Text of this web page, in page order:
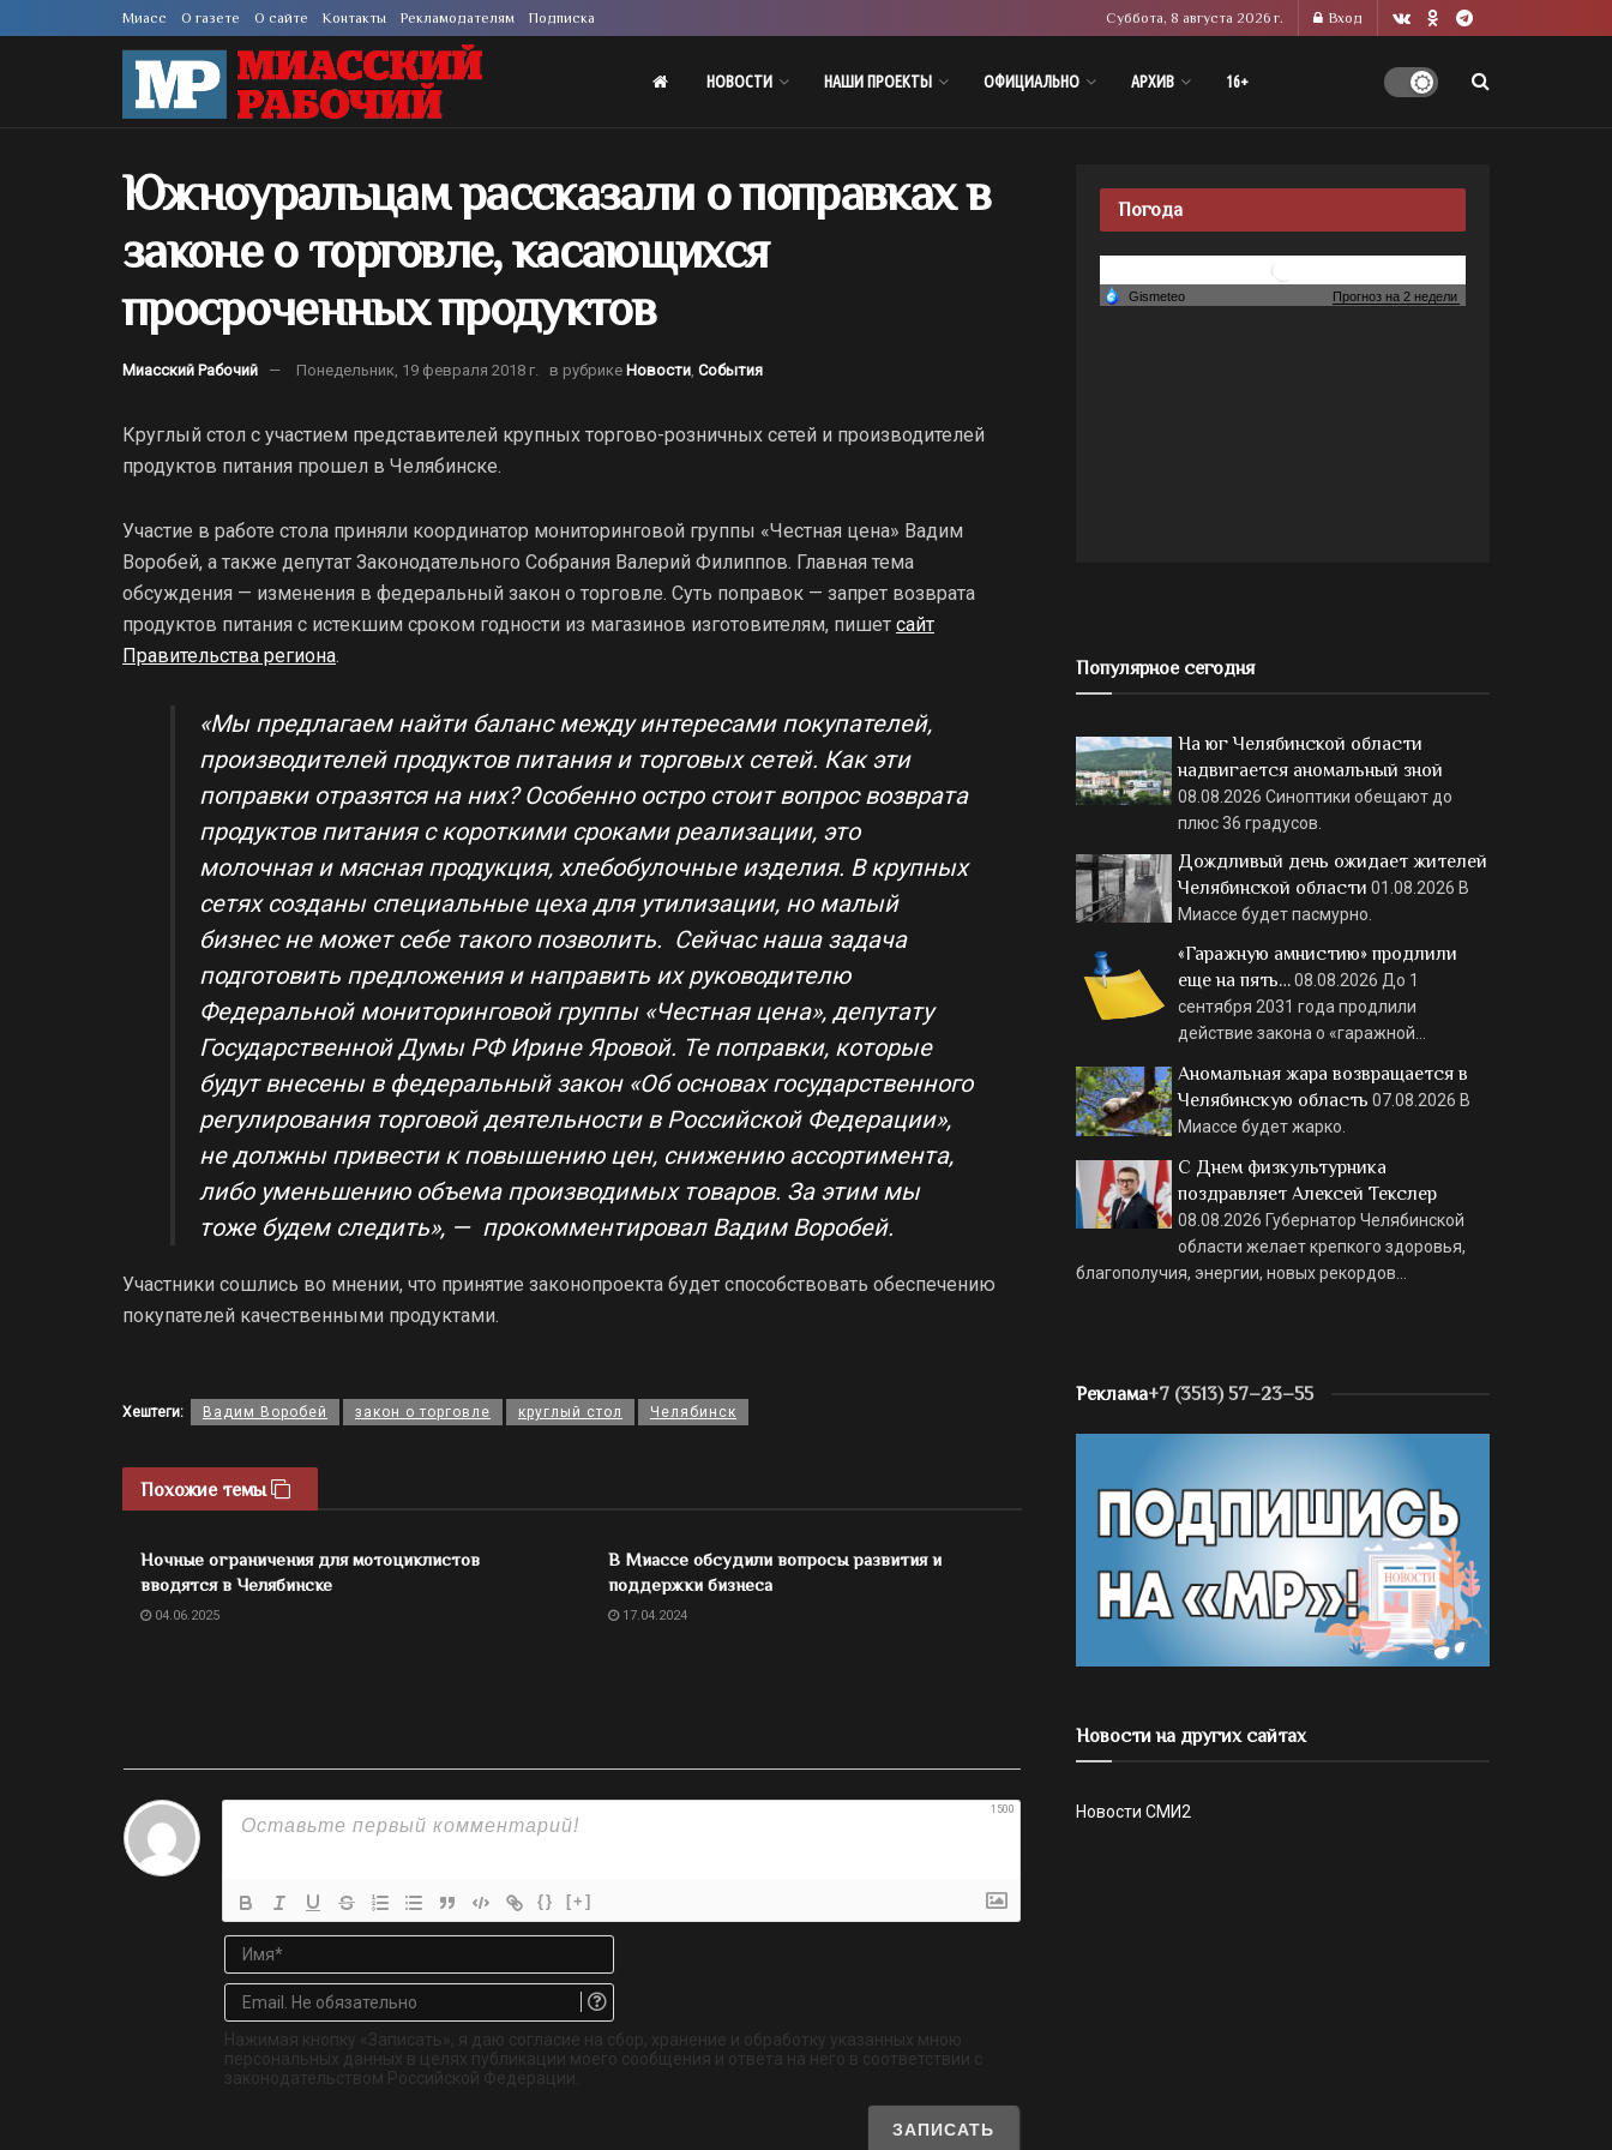
Миасс О газете О сайте Контакты Рекламодателям Подписка Суббота, 8 августа 2026 г. Вход
НОВОСТИ НАШИ ПРОЕКТЫ ОФИЦИАЛЬНО АРХИВ 16+
Южноуральцам рассказали о поправках в
законе о торговле, касающихся
просроченных продуктов
Миасский Рабочий Понедельник, 19 февраля 2018 г. в рубрике Новости События
Круглый стол с участием представителей крупных торгово-розничных сетей и производителей
продуктов питания прошел в Челябинске.
Участие в работе стола приняли координатор мониторинговой группы «Честная цена» Вадим
Воробей, а также депутат Законодательного Собрания Валерий Филиппов. Главная тема
обсуждения — изменения в федеральный закон о торговле. Суть поправок — запрет возврата
продуктов питания с истекшим сроком годности из магазинов изготовителям, пишет сайт
Правительства региона.
«Мы предлагаем найти баланс между интересами покупателей,
производителей продуктов питания и торговых сетей. Как эти
поправки отразятся на них? Особенно остро стоит вопрос возврата
продуктов питания с короткими сроками реализации, это
молочная и мясная продукция, хлебобулочные изделия. В крупных
сетях созданы специальные цеха для утилизации, но малый
бизнес не может себе такого позволить. Сейчас наша задача
подготовить предложения и направить их руководителю
Федеральной мониторинговой группы «Честная цена», депутату
Государственной Думы РФ Ирине Яровой. Те поправки, которые
будут внесены в федеральный закон «Об основах государственного
регулирования торговой деятельности в Российской Федерации»,
не должны привести к повышению цен, снижению ассортимента,
либо уменьшению объема производимых товаров. За этим мы
тоже будем следить», — прокомментировал Вадим Воробей.
Участники сошлись во мнении, что принятие законопроекта будет способствовать обеспечению
покупателей качественными продуктами.
Хештеги: Вадим Воробей закон о торговле круглый стол Челябинск
Похожие темы
Ночные ограничения для мотоциклистов
вводятся в Челябинске
04.06.2025
В Миассе обсудили вопросы развития и
поддержки бизнеса
17.04.2024
1500
{} [+]
Имя*
Email.
обязательно
Нажимая кнопку «Записать», я даю согласие на сбор, хранение и обработку указанных мною
персональных данных в целях публикации моего сообщения и ответа на него в соответствии с
законодательством Российской Федерации.
Погода
Популярное сегодня
На юг Челябинской области
надвигается аномальный зной
08.08.2026 Синоптики обещают до
плюс 36 градусов.
Дождливый день ожидает жителей
Челябинской области 01.08.2026 В
Миассе будет пасмурно.
«Гаражную амнистию» продлили
еще на пять…08.08.2026 До 1
сентября 2031 года продлили
действие закона о «гаражной…
Аномальная жара возвращается в
Челябинскую область 07.08.2026 В
Миассе будет жарко.
С Днем физкультурника
поздравляет Алексей Текслер
08.08.2026 Губернатор Челябинской
области желает крепкого здоровья,
благополучия, энергии, новых рекордов…
Реклама+7 (3513) 57–23–55
Новости на других сайтах
Новости СМИ2